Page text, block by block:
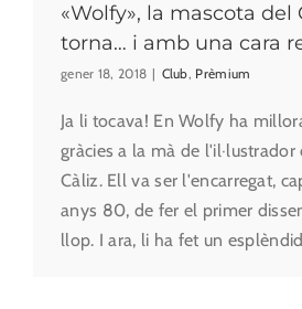
«Wolfy», la mascota del
torna… i amb una cara
gener 18, 2018 | Club, Prèmium
Ja li tocava! En Wolfy ha
gràcies a la mà de l'il·lustrador
Càliz. Ell va ser l'encarregat,
anys 80, de fer el primer
llop. I ara, li ha fet un